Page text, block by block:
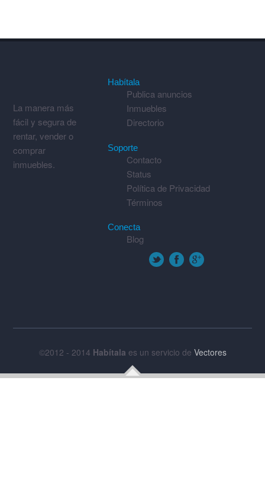
La manera más
fácil y segura de
rentar, vender o
comprar
inmuebles.
Habítala
Publica anuncios
Inmuebles
Directorio
Soporte
Contacto
Status
Política de Privacidad
Términos
Conecta
Blog
©2012 - 2014 Habítala es un servicio de Vectores